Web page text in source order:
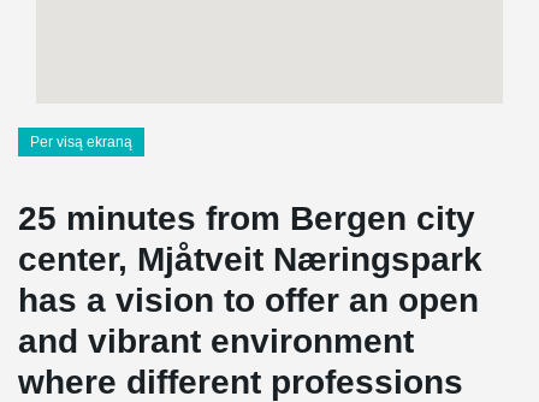
Per visą ekraną
25 minutes from Bergen city
center, Mjåtveit Næringspark
has a vision to offer an open
and vibrant environment
where different professions